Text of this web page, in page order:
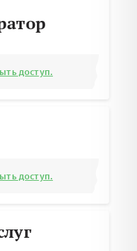
доступ.
доступ.